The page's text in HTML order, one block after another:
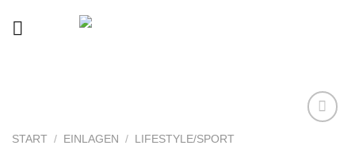
START / EINLAGEN / LIFESTYLE/SPORT